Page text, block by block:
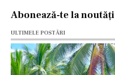
Abonează-te la noutăți
ULTIMELE POSTĂRI